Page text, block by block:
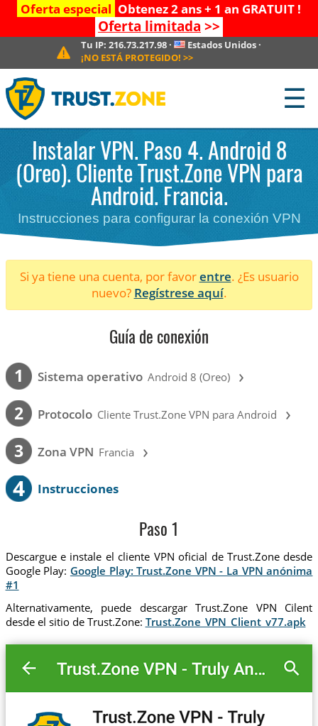
Oferta especial Obtenez 2 ans + 1 an GRATUIT !
Oferta limitada >>
Tu IP:216.73.217.98 · Estados Unidos·
¡NO ESTÁ PROTEGIDO! >>
☰
Instalar VPN. Paso 4. Android 8
(Oreo). Cliente Trust.Zone VPN para
Android. Francia.
Instrucciones para configurar la conexión VPN
Si ya tiene una cuenta, por favorentre. ¿Es usuario
nuevo? Regístrese aquí.
Guía de conexión
1 Sistema operativo Android 8 (Oreo) ›
2 Protocolo Cliente Trust.Zone VPN para Android ›
3 Zona VPN Francia ›
4 Instrucciones
Paso 1
Descargue e instale el cliente VPN oficial de Trust.Zone desde
Google Play: Google Play: Trust.Zone VPN - La VPN anónima
#1
Alternativamente, puede descargar Trust.Zone VPN Cilent
desde el sitio de Trust.Zone: Trust.Zone_VPN_Client_v77.apk